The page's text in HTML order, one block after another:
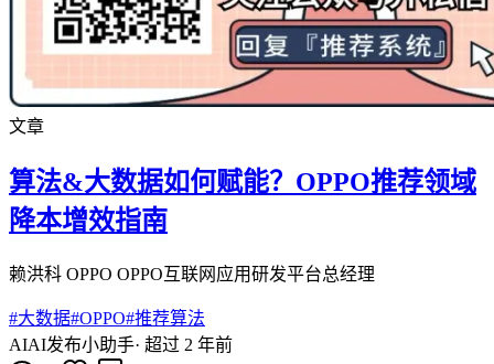
文章
算法&大数据如何赋能？​OPPO推荐领域
降本增效指南
赖洪科 OPPO OPPO互联网应用研发平台总经理
#大数据#OPPO#推荐算法
AIAI发布小助手· 超过 2 年前